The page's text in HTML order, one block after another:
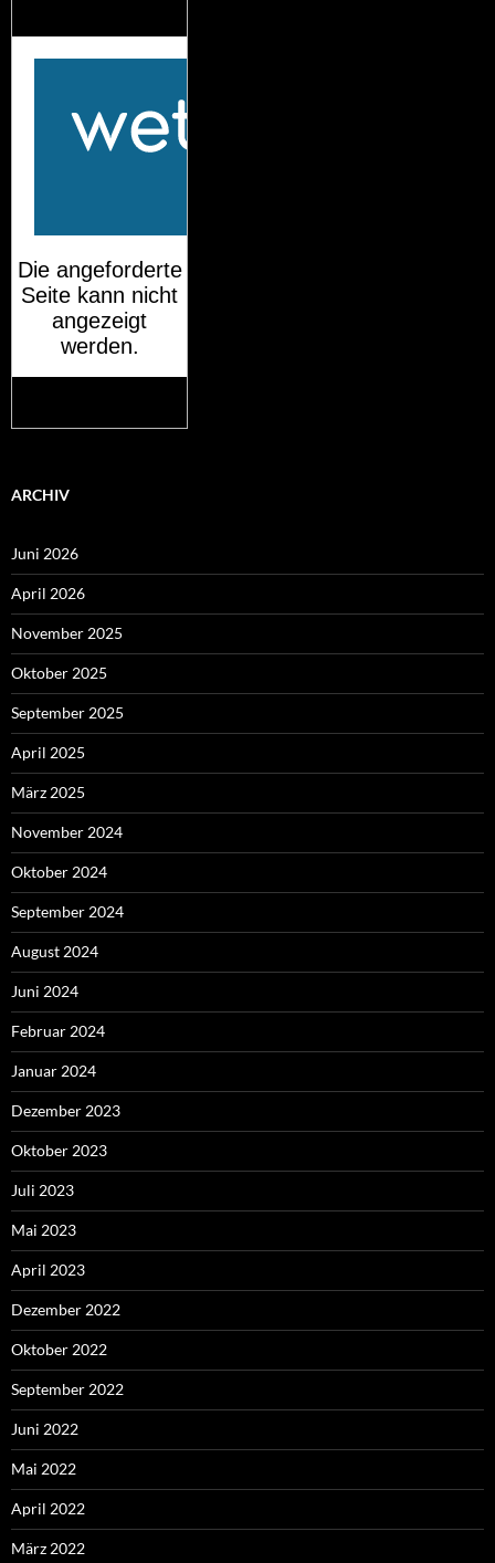
ARCHIV
Juni 2026
April 2026
November 2025
Oktober 2025
September 2025
April 2025
März 2025
November 2024
Oktober 2024
September 2024
August 2024
Juni 2024
Februar 2024
Januar 2024
Dezember 2023
Oktober 2023
Juli 2023
Mai 2023
April 2023
Dezember 2022
Oktober 2022
September 2022
Juni 2022
Mai 2022
April 2022
März 2022